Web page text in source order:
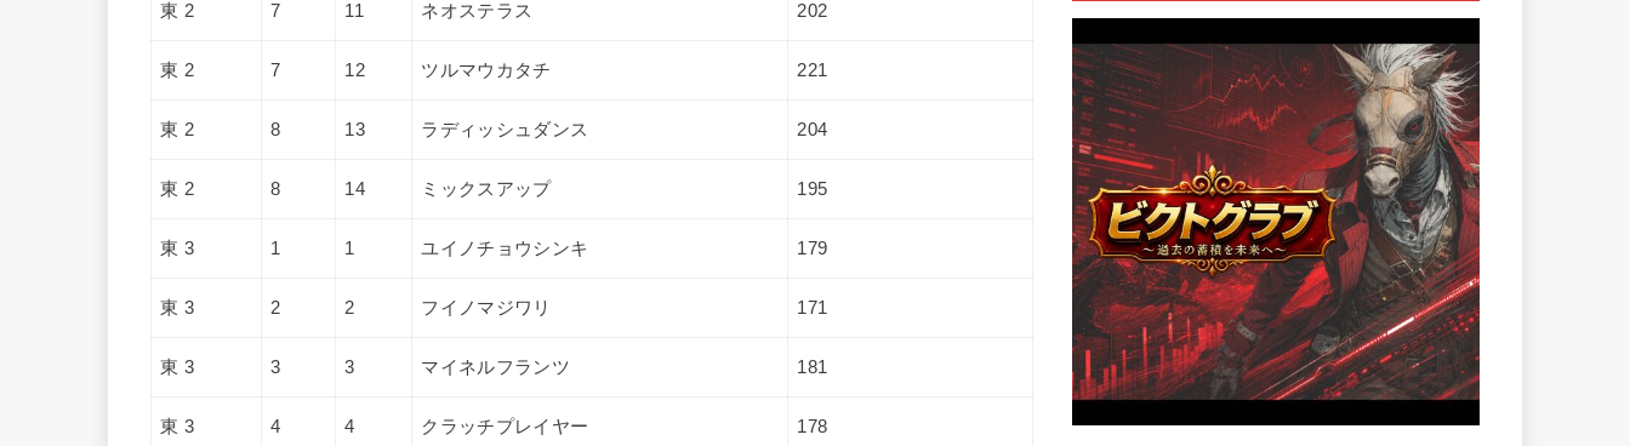
東 2 7 11 ネオステラス 202
東 2 7 12 ツルマウカタチ 221
東 2 8 13 ラディッシュダンス 204
東 2 8 14 ミックスアップ 195
東 3 1 1 ユイノチョウシンキ 179
東 3 2 2 フイノマジワリ 171
東 3 3 3 マイネルフランツ 181
東 3 4 4 クラッチプレイヤー 178